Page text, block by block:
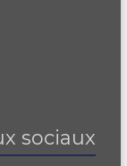
sociaux